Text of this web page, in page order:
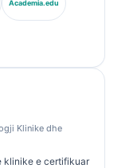
të rrjetit
gjerësisht mbi
Academia.edu
Klinike dhe
klinike e certifikuar